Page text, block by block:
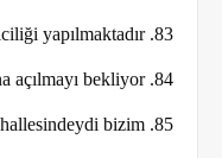
83. Orada Ankara Keçisi yetiştiriciliği yapılmaktadır.
84. Düzce Fındığı, dünya pazarına açılmayı bekliyor.
85. Evimiz Azmimilli mahallesindeydi bizim.